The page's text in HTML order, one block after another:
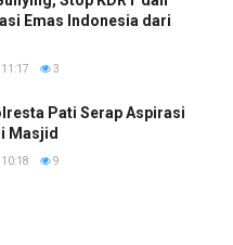
Emas Indonesia dari
11:17 3
Pati Serap Aspirasi
Masjid
10:18 9